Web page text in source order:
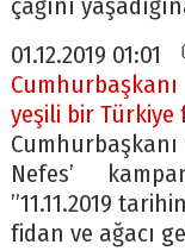
çağını
01.12.2019
yeşili bir Türkiye
Cumhurbaşkanı
Nefes’
”11.11.2019
fidan ve ağacı